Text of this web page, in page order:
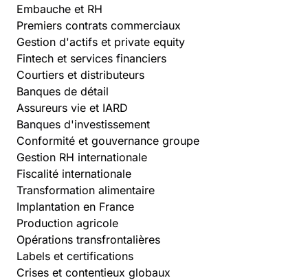
Embauche et RH
Premiers contrats commerciaux
Gestion d'actifs et private equity
Fintech et services financiers
Courtiers et distributeurs
Banques de détail
Assureurs vie et IARD
Banques d'investissement
Conformité et gouvernance groupe
Gestion RH internationale
Fiscalité internationale
Transformation alimentaire
Implantation en France
Production agricole
Opérations transfrontalières
Labels et certifications
Crises et contentieux globaux